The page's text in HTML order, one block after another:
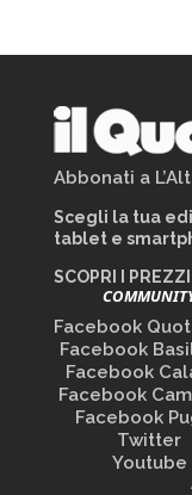
Abbonati a
Scegli la tua
tablet e
SCOPRI I PREZZI
Facebook
Facebook
Facebook
Facebook
Facebook
Twitter
Youtube